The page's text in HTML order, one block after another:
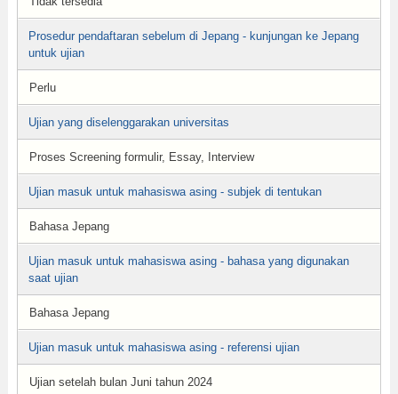
Prosedur pendaftaran sebelum di Jepang - kunjungan ke Jepang
untuk ujian
Perlu
Ujian yang diselenggarakan universitas
Proses Screening formulir, Essay, Interview
Ujian masuk untuk mahasiswa asing - subjek di tentukan
Bahasa Jepang
Ujian masuk untuk mahasiswa asing - bahasa yang digunakan
saat ujian
Bahasa Jepang
Ujian masuk untuk mahasiswa asing - referensi ujian
Ujian setelah bulan Juni tahun 2024